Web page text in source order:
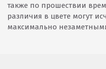
также по прошествии
различия в цвете могут
максимально